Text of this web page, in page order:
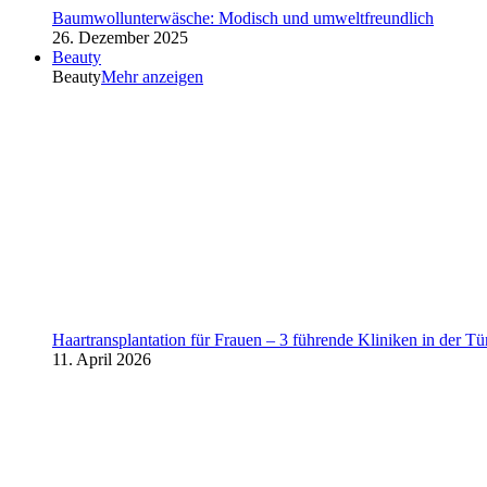
Baumwollunterwäsche: Modisch und umweltfreundlich
26. Dezember 2025
Beauty
BeautyMehr anzeigen
Haartransplantation für Frauen – 3 führende Kliniken in der
11. April 2026